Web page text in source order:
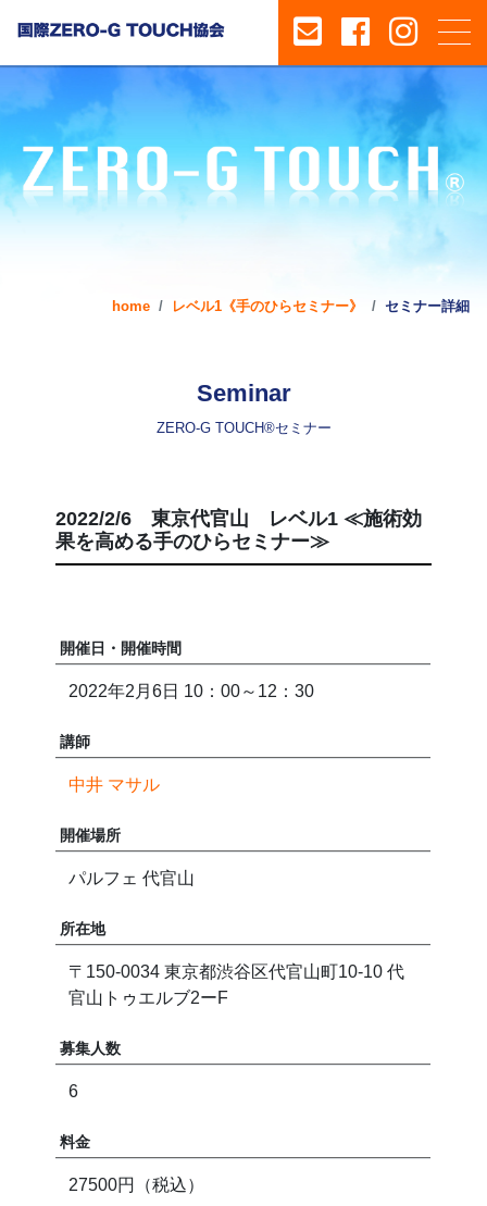
home レベル1《手のひらセミナー》 セミナー詳細
Seminar
ZERO-G TOUCH®セミナー
2022/2/6 東京代官山 レベル1 ≪施術効
果を高める手のひらセミナー≫
開催日・開催時間
2022年2月6日 10：00～12：30
講師
中井 マサル
開催場所
パルフェ 代官山
所在地
〒150-0034 東京都渋谷区代官山町10-10 代
官山トゥエルブ2ーF
募集人数
6
料金
27500円（税込）